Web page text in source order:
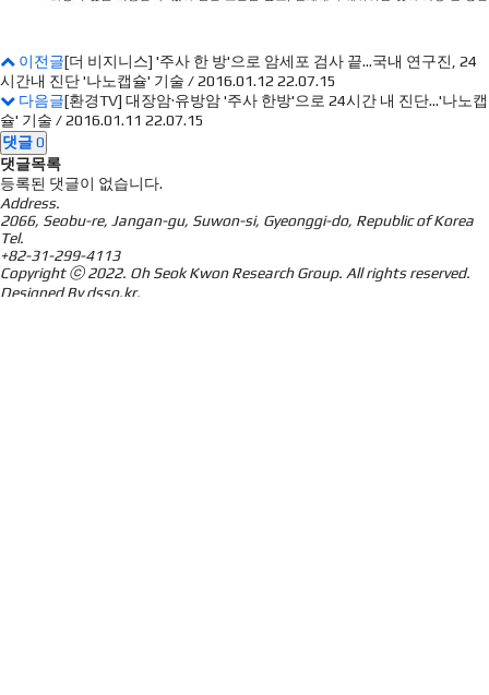
이전글[더 비지니스] '주사 한 방'으로 암세포 검사 끝...국내 연구진, 24
시간내 진단 '나노캡슐' 기술 / 2016.01.12 22.07.15
다음글[환경TV] 대장암·유방암 '주사 한방'으로 24시간 내 진단...'나노캡
슐' 기술 / 2016.01.11 22.07.15
댓글0
댓글목록
등록된 댓글이 없습니다.
Address.
2066, Seobu-re, Jangan-gu, Suwon-si, Gyeonggi-do, Republic of Korea
Tel.
+82-31-299-4113
Copyright ⓒ 2022. Oh Seok Kwon Research Group. All rights reserved.
Designed Bydsso.kr.